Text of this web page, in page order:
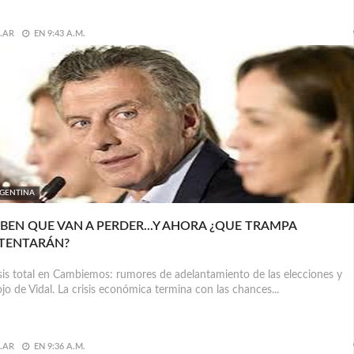
EN 9:43 A.M.
QUE VAN A PERDER...Y AHORA ¿QUE TRAMPA
total en Cambiemos: rumores de adelantamiento de las elecciones y
de Vidal. La crisis económica termina con las chances...
EN 9:36 A.M.